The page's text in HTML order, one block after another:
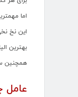
اما
این نخ نخی
بهترین
همچنین
عامل